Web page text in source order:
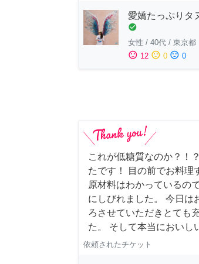
愛嬌たっぷりタ
check_circle
女性 / 40代 / 東京都
sentiment_satisfied 12 sentiment_neutral 0 sentiment_dissatisfied 0
これが低糖質なのか？！
たです！ 目の前でお料理
原材料はわかっているの
にしびれました。 今日は
ろさせていただきとても
た。 そして本当においし
依頼されたチケット